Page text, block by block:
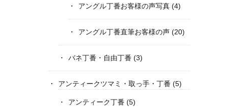
アングル丁番お客様の声写真(4)
アングル丁番直筆お客様の声(20)
バネ丁番・自由丁番 (3)
アンティークツマミ・取っ手・丁番 (5)
アンティーク丁番 (5)